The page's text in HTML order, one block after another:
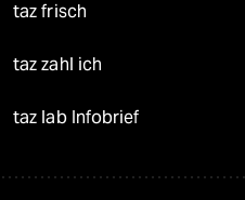
taz frisch
taz zahl ich
taz lab Infobrief